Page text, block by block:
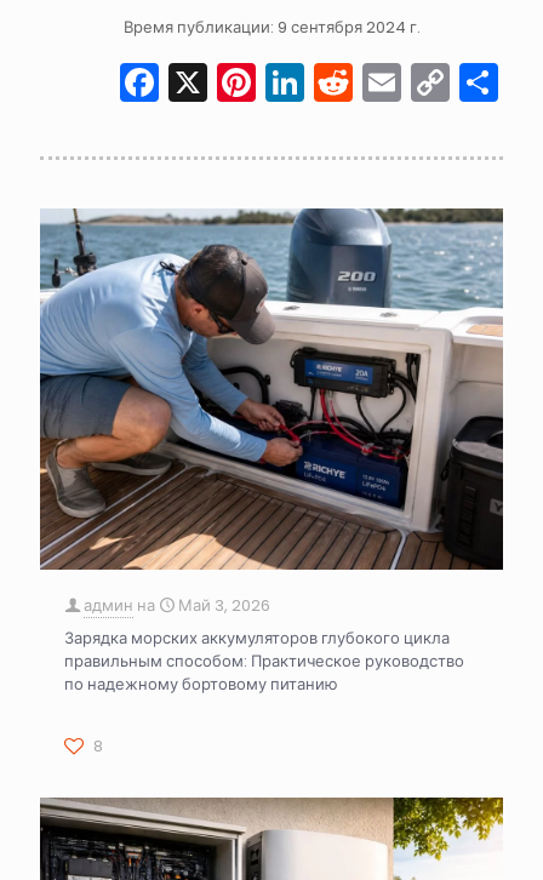
Время публикации: 9 сентября 2024 г.
Facebook
X Pinterest
LinkedIn
Reddit
Email
Link
админ на
Май 3, 2026
Зарядка морских аккумуляторов глубокого цикла
правильным способом: Практическое руководство
по надежному бортовому питанию
8